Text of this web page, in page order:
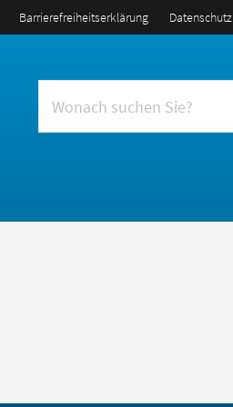
Barrierefreiheitserklärung Datenschutz